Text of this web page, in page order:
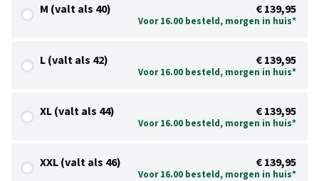
M (valt als 40) € 139,95
Voor 16.00 besteld, morgen in huis*
L (valt als 42) € 139,95
Voor 16.00 besteld, morgen in huis*
XL (valt als 44) € 139,95
Voor 16.00 besteld, morgen in huis*
XXL (valt als 46) € 139,95
Voor 16.00 besteld, morgen in huis*